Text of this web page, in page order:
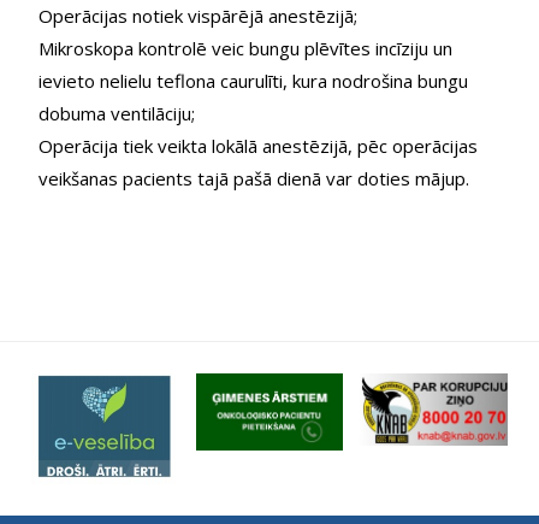
Operācijas notiek vispārējā anestēzijā;
Mikroskopa kontrolē veic bungu plēvītes incīziju un
ievieto nelielu teflona caurulīti, kura nodrošina bungu
dobuma ventilāciju;
Operācija tiek veikta lokālā anestēzijā, pēc operācijas
veikšanas pacients tajā pašā dienā var doties mājup.